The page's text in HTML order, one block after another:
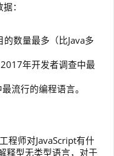
：
数量最多（比Java多
年开发者调查中最
流行的编程语言。
程师对JavaScript有什
释型无类型语言，对于